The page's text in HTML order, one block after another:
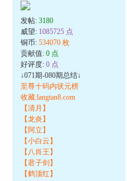
发帖:3180
威望: 1085725 点
铜币:534070 枚
贡献值:0 点
好评度:0 点
↓071期-080期总结↓
至尊十码内状元榜
收藏:langtan8.com
【清月】
【龙炎】
【阿立】
【小白云】
【八肖王】
【君子剑】
【鹤顶红】